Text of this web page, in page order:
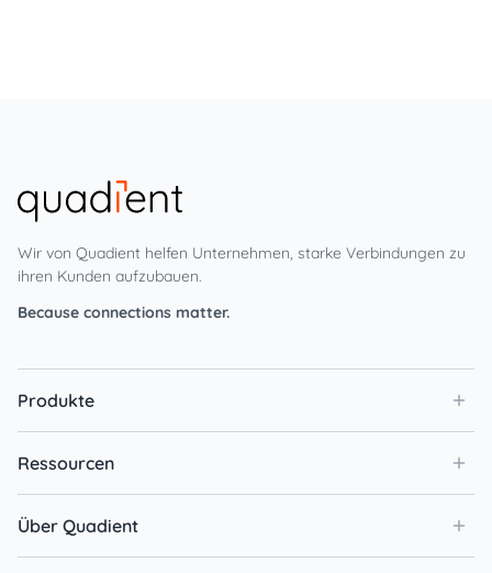
Wir von Quadient helfen Unternehmen, starke Verbindungen zu
ihren Kunden aufzubauen.
Because connections matter.
Produkte
Ressourcen
Über Quadient